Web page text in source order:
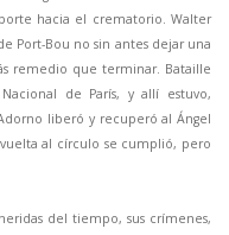
hacia el crematorio. Walter
Port-Bou no sin antes dejar una
remedio que terminar. Bataille
de París, y allí estuvo,
liberó y recuperó al Ángel
al círculo se cumplió, pero
del tiempo, sus crímenes,